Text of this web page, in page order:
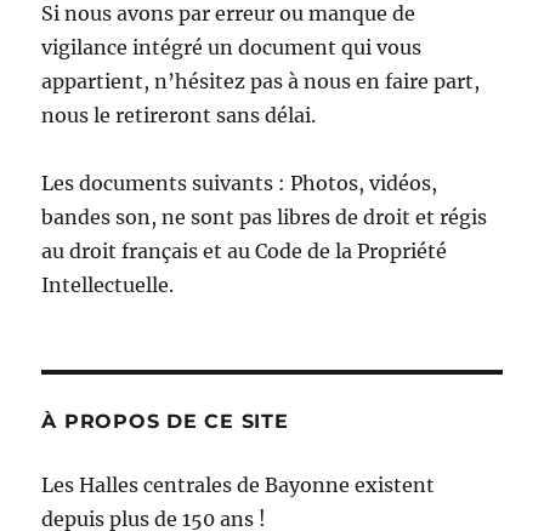
Si nous avons par erreur ou manque de
vigilance intégré un document qui vous
appartient, n’hésitez pas à nous en faire part,
nous le retireront sans délai.
Les documents suivants : Photos, vidéos,
bandes son, ne sont pas libres de droit et régis
au droit français et au Code de la Propriété
Intellectuelle.
À PROPOS DE CE SITE
Les Halles centrales de Bayonne existent
depuis plus de 150 ans !